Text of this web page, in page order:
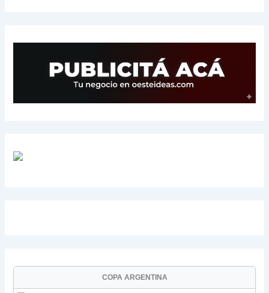
COPA ARGENTINA